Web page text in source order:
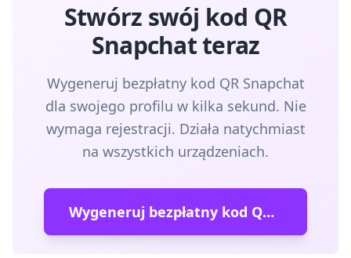
Stwórz swój kod QR
Snapchat teraz
Wygeneruj bezpłatny kod QR Snapchat
dla swojego profilu w kilka sekund. Nie
wymaga rejestracji. Działa natychmiast
na wszystkich urządzeniach.
Wygeneruj bezpłatny kod QR Snapchat